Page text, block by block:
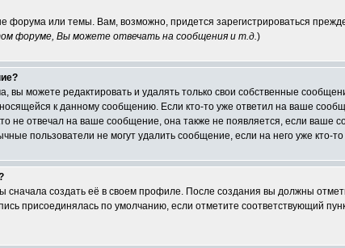
форума или темы. Вам, возможно, придется зарегистрироваться
форуме, Вы можете отвечать на сообщения и т.д.)
можете редактировать и удалять только свои собственные
к данному сообщению. Если кто-то уже ответил на ваше
не отвечал на ваше сообщение, она также не появляется, если ваше
пользователи не могут удалить сообщение, если на него уже кто-то
создать её в своем профиле. После создания вы должны
присоединялась по умолчанию, если отметите соответствующий